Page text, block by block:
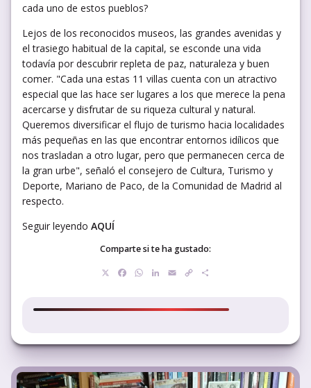
cada uno de estos pueblos?
Lejos de los reconocidos museos, las grandes avenidas y
el trasiego habitual de la capital, se esconde una vida
todavía por descubrir repleta de paz, naturaleza y buen
comer. "Cada una estas 11 villas cuenta con un atractivo
especial que las hace ser lugares a los que merece la pena
acercarse y disfrutar de su riqueza cultural y natural.
Queremos diversificar el flujo de turismo hacia localidades
más pequeñas en las que encontrar entornos idílicos que
nos trasladan a otro lugar, pero que permanecen cerca de
la gran urbe", señaló el consejero de Cultura, Turismo y
Deporte, Mariano de Paco, de la Comunidad de Madrid al
respecto.
Seguir leyendo AQUÍ
Comparte si te ha gustado:
Facebook
WhatsApp
LinkedIn
EmailCopy